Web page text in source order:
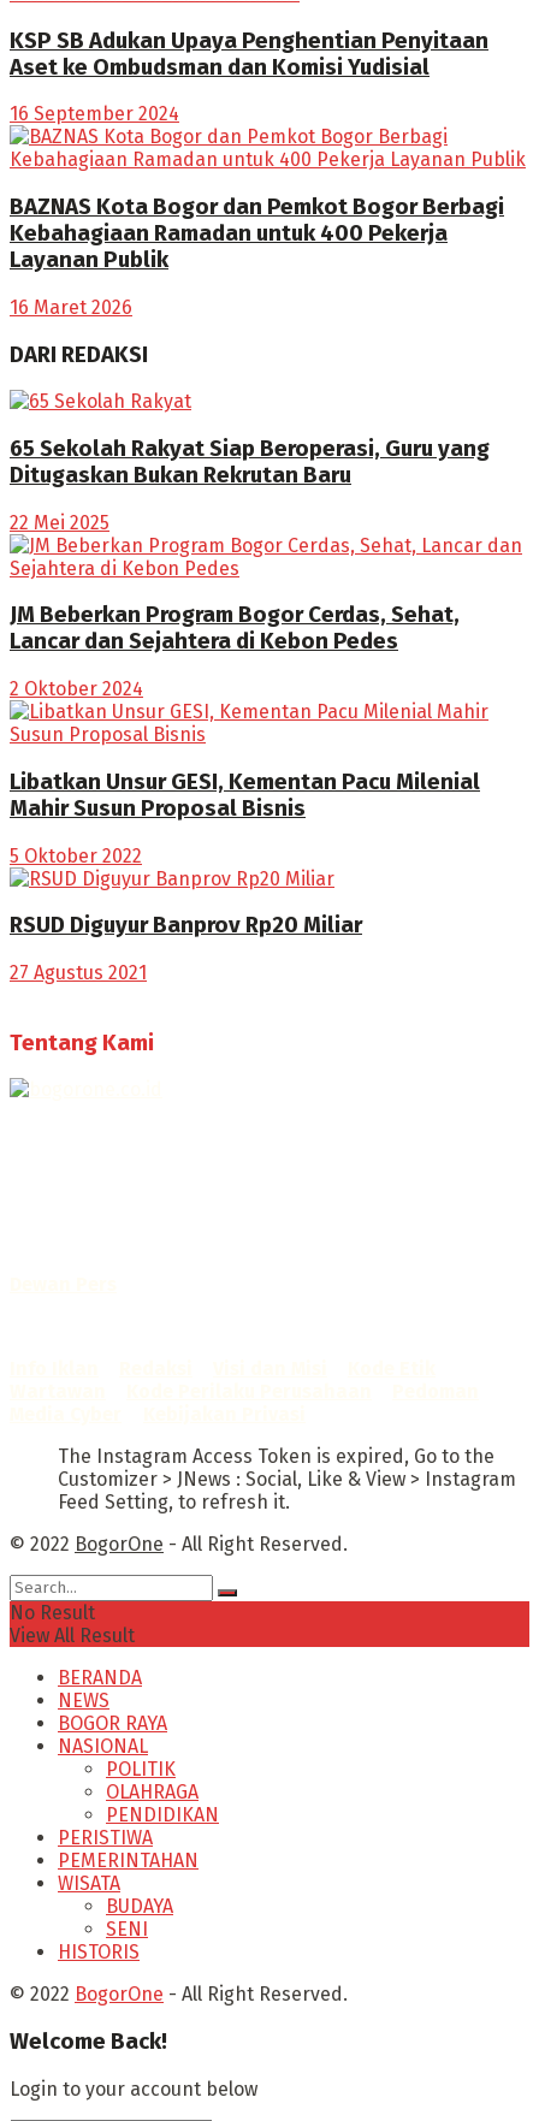
KSP SB Adukan Upaya Penghentian Penyitaan
Aset ke Ombudsman dan Komisi Yudisial
16 September 2024
BAZNAS Kota Bogor dan Pemkot Bogor Berbagi
Kebahagiaan Ramadan untuk 400 Pekerja
Layanan Publik
16 Maret 2026
DARI REDAKSI
65 Sekolah Rakyat Siap Beroperasi, Guru yang
Ditugaskan Bukan Rekrutan Baru
22 Mei 2025
JM Beberkan Program Bogor Cerdas, Sehat,
Lancar dan Sejahtera di Kebon Pedes
2 Oktober 2024
Libatkan Unsur GESI, Kementan Pacu Milenial
Mahir Susun Proposal Bisnis
5 Oktober 2022
RSUD Diguyur Banprov Rp20 Miliar
27 Agustus 2021
Tentang Kami
The Instagram Access Token is expired, Go to the
Customizer > JNews : Social, Like & View > Instagram
Feed Setting, to refresh it.
© 2022 BogorOne - All Right Reserved.
No Result
View All Result
BERANDA
NEWS
BOGOR RAYA
NASIONAL
POLITIK
OLAHRAGA
PENDIDIKAN
PERISTIWA
PEMERINTAHAN
WISATA
BUDAYA
SENI
HISTORIS
© 2022 BogorOne - All Right Reserved.
Welcome Back!
Login to your account below